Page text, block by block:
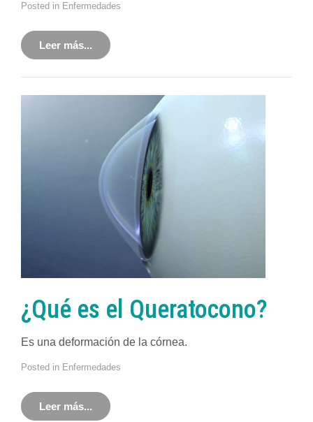
Posted in Enfermedades
Leer más...
¿Qué es el Queratocono?
Es una deformación de la córnea.
Posted in Enfermedades
Leer más...